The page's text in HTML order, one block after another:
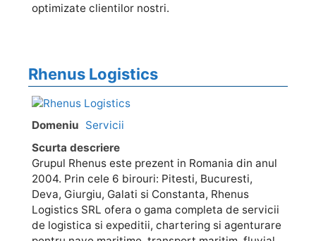
optimizate clientilor nostri.
Rhenus Logistics
Domeniu Servicii
Scurta descriere
Grupul Rhenus este prezent in Romania din anul
2004. Prin cele 6 birouri: Pitesti, Bucuresti,
Deva, Giurgiu, Galati si Constanta, Rhenus
Logistics SRL ofera o gama completa de servicii
de logistica si expeditii, chartering si agenturare